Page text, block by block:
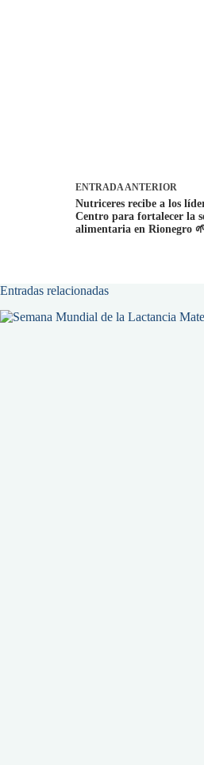
ENTRADAANTERIOR
Nutriceres recibe a los
Centro para fortalecer la
alimentaria en Rionegro
Entradas relacionadas